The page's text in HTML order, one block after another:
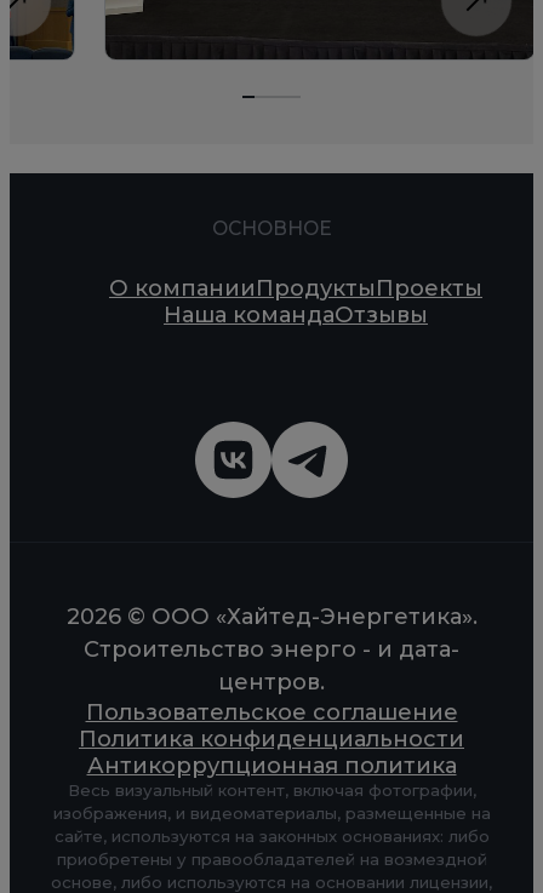
ОСНОВНОЕ
О компанииПродуктыПроекты
Наша командаОтзывы
2026 © ООО «Хайтед-Энергетика».
Строительство энерго - и дата-
центров.
Пользовательское соглашение
Политика конфиденциальности
Антикоррупционная политика
Весь визуальный контент, включая фотографии,
изображения, и видеоматериалы, размещенные на
сайте, используются на законных основаниях: либо
приобретены у правообладателей на возмездной
основе, либо используются на основании лицензии,